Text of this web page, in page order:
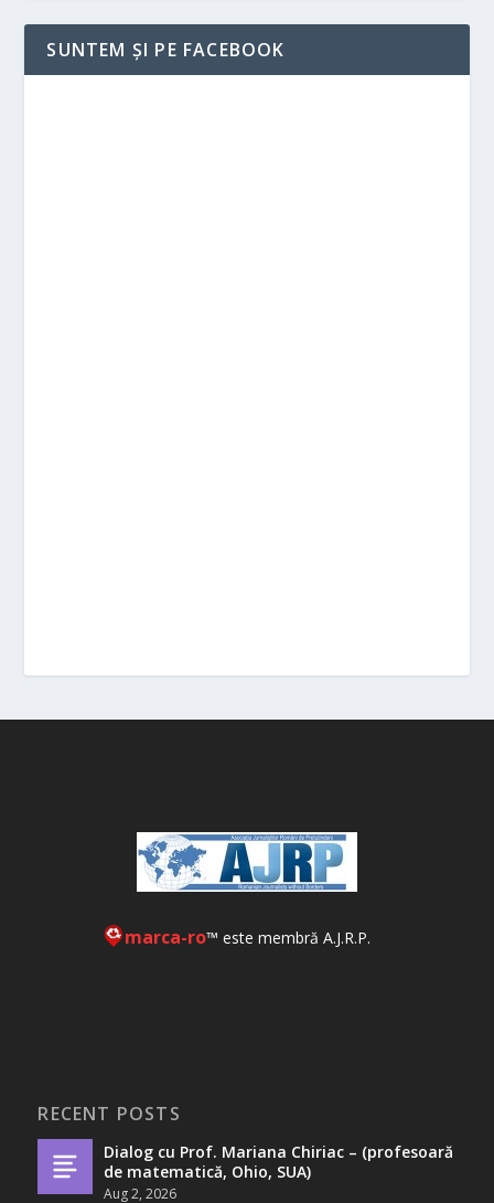
SUNTEM ȘI PE FACEBOOK
marca-ro™ este membră A.J.R.P.
RECENT POSTS
Dialog cu Prof. Mariana Chiriac – (profesoară
de matematică, Ohio, SUA)
Aug 2, 2026